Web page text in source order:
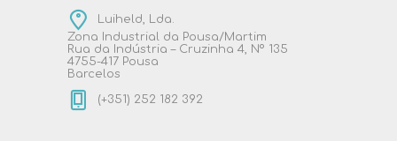
Luiheld, Lda.
Zona Industrial da Pousa/Martim
Rua da Indústria – Cruzinha 4, Nº 135
4755-417 Pousa
Barcelos
(+351) 252 182 392